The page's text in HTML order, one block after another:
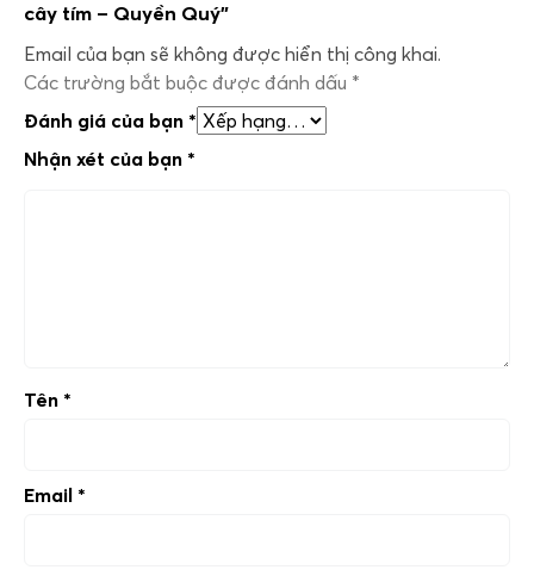
cây tím – Quyền Quý”
Email của bạn sẽ không được hiển thị công khai.
Các trường bắt buộc được đánh dấu *
Đánh giá của bạn *
Nhận xét của bạn *
Tên *
Email *